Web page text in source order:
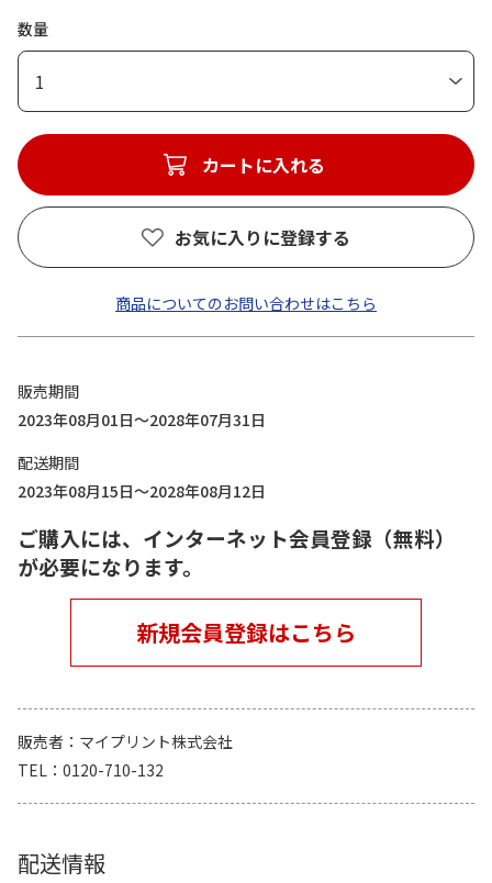
数量
1
カートに入れる
お気に入りに登録する
商品についてのお問い合わせはこちら
販売期間
2023年08月01日～2028年07月31日
配送期間
2023年08月15日～2028年08月12日
ご購入には、インターネット会員登録（無料）
が必要になります。
新規会員登録はこちら
販売者
マイプリント株式会社
TEL
0120-710-132
配送情報